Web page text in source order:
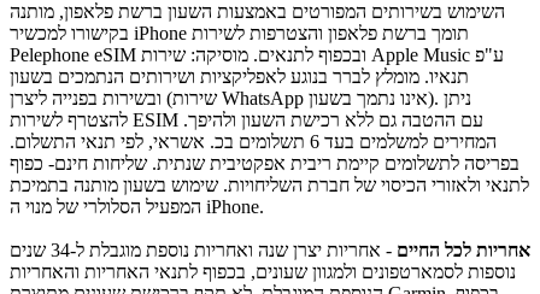
השימוש בשירותים המפורטים באמצעות השעון ברשת פלאפון, מותנה
בקישורו למכשיר iPhone תומך ברשת פלאפון והצטרפות לשירות
Pelephone eSIM ובכפוף לתנאים. מוסיקה: שירות Apple Music ע"פ
תנאיו. מומלץ לברר בנוגע לאפליקציות ושירותים הנתמכים בשעון
ובשירות בפנייה ליצרן (שירות WhatsApp אינו נתמך בשעון). ניתן
להצטרף לשירות ESIM עם ההטבה גם ללא רכישת השעון ולהיפך.
המחירים למשלמים בעד 6 תשלומים בכ. אשראי, לפי תנאי התשלום.
בפריסה לתשלומים קיימת ריבית אפקטיבית שנתית. שליחות חינם- כפוף
לתנאי ולאזורי הכיסוי של חברת השליחויות. שימוש בשעון מותנה בתמיכת
המפעיל הסלולרי של מנוי ה iPhone.
אחריות לכל החיים
- אחריות יצרן שנה ואחריות נוספת מוגבלת ל-34 שנים
נוספות לסמארטפונים ולמגוון שעונים, בכפוף לתנאי האחריות והאחריות